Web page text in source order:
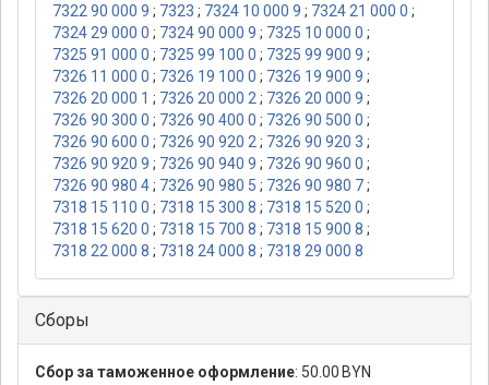
7322 90 000 9 ; 7323 ; 7324 10 000 9 ; 7324 21 000 0 ;
7324 29 000 0 ; 7324 90 000 9 ; 7325 10 000 0 ;
7325 91 000 0 ; 7325 99 100 0 ; 7325 99 900 9 ;
7326 11 000 0 ; 7326 19 100 0 ; 7326 19 900 9 ;
7326 20 000 1 ; 7326 20 000 2 ; 7326 20 000 9 ;
7326 90 300 0 ; 7326 90 400 0 ; 7326 90 500 0 ;
7326 90 600 0 ; 7326 90 920 2 ; 7326 90 920 3 ;
7326 90 920 9 ; 7326 90 940 9 ; 7326 90 960 0 ;
7326 90 980 4; 7326 90 980 5 ; 7326 90 980 7;
7318 15 110 0 ; 7318 15 300 8 ; 7318 15 520 0 ;
7318 15 620 0 ; 7318 15 700 8 ; 7318 15 900 8 ;
7318 22 000 8 ; 7318 24 000 8 ; 7318 29 000 8
Сборы
Сбор за таможенное оформление: 50.00 BYN